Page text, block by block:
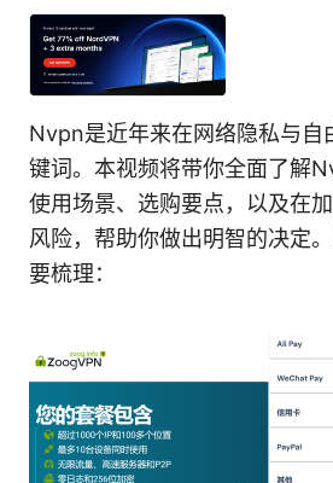
Nvpn是近年来在网络隐私与自
键词。本视频将带你全面了解
使用场景、选购要点，以及在
风险，帮助你做出明智的决定
要梳理：